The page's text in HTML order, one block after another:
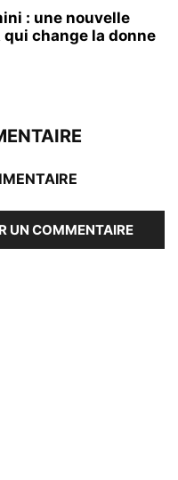
: une nouvelle
change la donne
UN COMMENTAIRE